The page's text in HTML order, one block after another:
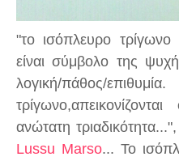
"το ισόπλευρο τρίγωνο
είναι σύμβολο της
λογική/πάθος/
ανώτατη
Lussu Marso... Το